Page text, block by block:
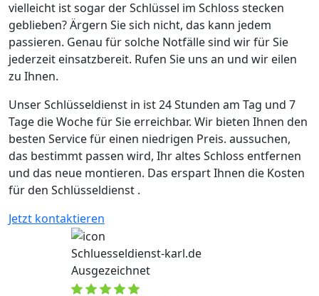
vielleicht ist sogar der Schlüssel im Schloss stecken
geblieben? Ärgern Sie sich nicht, das kann jedem
passieren. Genau für solche Notfälle sind wir für Sie
jederzeit einsatzbereit. Rufen Sie uns an und wir eilen
zu Ihnen.
Unser Schlüsseldienst in ist 24 Stunden am Tag und 7
Tage die Woche für Sie erreichbar. Wir bieten Ihnen den
besten Service für einen niedrigen Preis. aussuchen,
das bestimmt passen wird, Ihr altes Schloss entfernen
und das neue montieren. Das erspart Ihnen die Kosten
für den Schlüsseldienst .
Jetzt kontaktieren
Schluesseldienst-karl.de
Ausgezeichnet